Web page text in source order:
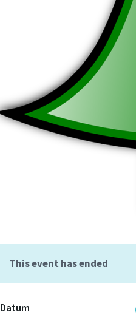
This event has ended
Datum